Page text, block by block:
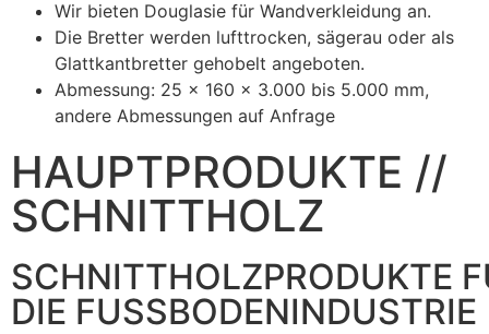
Wir bieten Douglasie für Wandverkleidung an.
Die Bretter werden lufttrocken, sägerau oder als
Glattkantbretter gehobelt angeboten.
Abmessung: 25 x 160 x 3.000 bis 5.000 mm,
andere Abmessungen auf Anfrage
HAUPTPRODUKTE //
SCHNITTHOLZ
SCHNITTHOLZPRODUKTE
DIE FUSSBODENINDUSTRIE